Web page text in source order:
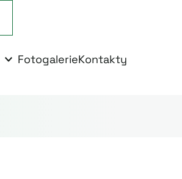
FotogalerieKontakty